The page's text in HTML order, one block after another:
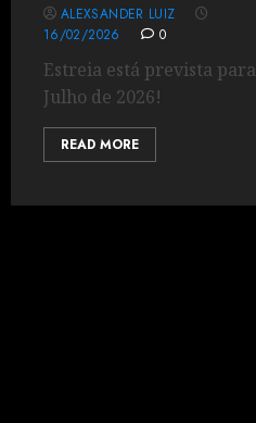
ALEXSANDER LUIZ
16/02/2026
0
Estreia está prevista para
Julho de 2026!
READ MORE